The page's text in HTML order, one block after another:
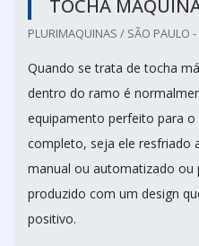
TOCHA
PLURIMAQUINAS / SÃO PAULO -
Quando se trata de tocha
dentro do ramo é
equipamento perfeito para
completo, seja ele resfriado
manual ou automatizado ou
produzido com um design
positivo.